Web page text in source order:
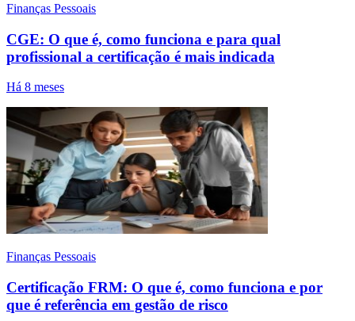
Finanças Pessoais
CGE: O que é, como funciona e para qual
profissional a certificação é mais indicada
Há 8 meses
Finanças Pessoais
Certificação FRM: O que é, como funciona e por
que é referência em gestão de risco